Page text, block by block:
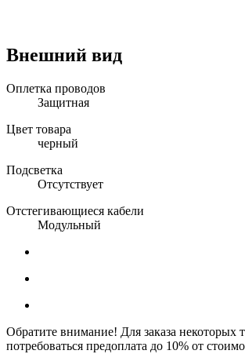
Внешний вид
Оплетка проводов
Защитная
Цвет товара
черный
Подсветка
Отсутствует
Отстегивающиеся кабели
Модульный
Обратите внимание! Для заказа некоторых
потребоваться предоплата до 10% от